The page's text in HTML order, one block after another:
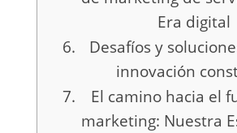
Era digital
Desafíos y
innovación
El camino hacia el
marketing: Nuestra